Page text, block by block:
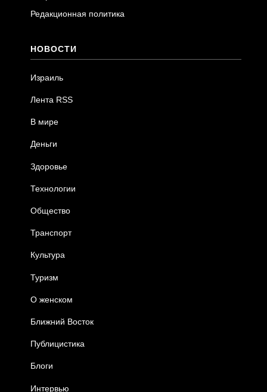
Редакционная политика
НОВОСТИ
Израиль
Лента RSS
В мире
Деньги
Здоровье
Технологии
Общество
Транспорт
Культура
Туризм
О женском
Ближний Восток
Публицистика
Блоги
Интервью